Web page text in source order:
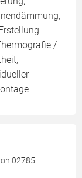
/
02785